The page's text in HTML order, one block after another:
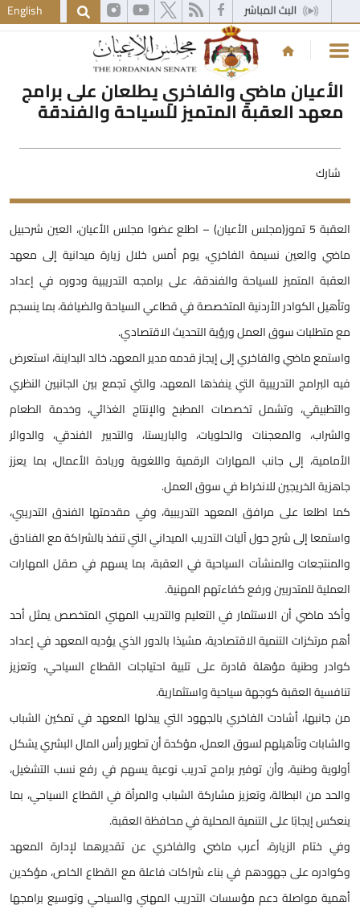
English
الأعيان ماضي والفاخري يطلعان على برامج
معهد العقبة المتميز للسياحة والفندقة
شارك
العقبة 5 تموز(مجلس الأعيان) – اطلع عضوا مجلس الأعيان، العين شرحبيل
ماضي والعين نسيمة الفاخري، يوم أمس خلال زيارة ميدانية إلى معهد
العقبة المتميز للسياحة والفندقة، على برامجه التدريبية ودوره في إعداد
وتأهيل الكوادر الأردنية المتخصصة في قطاعي السياحة والضيافة، بما ينسجم
مع متطلبات سوق العمل ورؤية التحديث الاقتصادي.
واستمع ماضي والفاخري إلى إيجاز قدمه مدير المعهد، خالد البداينة، استعرض
فيه البرامج التدريبية التي ينفذها المعهد، والتي تجمع بين الجانبين النظري
والتطبيقي، وتشمل تخصصات المطبخ والإنتاج الغذائي، وخدمة الطعام
والشراب، والمعجنات والحلويات، والباريستا، والتدبير الفندقي، والدوائر
الأمامية، إلى جانب المهارات الرقمية واللغوية وريادة الأعمال، بما يعزز
جاهزية الخريجين للانخراط في سوق العمل.
كما اطلعا على مرافق المعهد التدريبية، وفي مقدمتها الفندق التدريبي،
واستمعا إلى شرح حول آليات التدريب الميداني التي تنفذ بالشراكة مع الفنادق
والمنتجعات والمنشآت السياحية في العقبة، بما يسهم في صقل المهارات
العملية للمتدربين ورفع كفاءتهم المهنية.
وأكد ماضي أن الاستثمار في التعليم والتدريب المهني المتخصص يمثل أحد
أهم مرتكزات التنمية الاقتصادية، مشيدًا بالدور الذي يؤديه المعهد في إعداد
كوادر وطنية مؤهلة قادرة على تلبية احتياجات القطاع السياحي، وتعزيز
تنافسية العقبة كوجهة سياحية واستثمارية.
من جانبها، أشادت الفاخري بالجهود التي يبذلها المعهد في تمكين الشباب
والشابات وتأهيلهم لسوق العمل، مؤكدة أن تطوير رأس المال البشري يشكل
أولوية وطنية، وأن توفير برامج تدريب نوعية يسهم في رفع نسب التشغيل،
والحد من البطالة، وتعزيز مشاركة الشباب والمرأة في القطاع السياحي، بما
ينعكس إيجابًا على التنمية المحلية في محافظة العقبة.
وفي ختام الزيارة، أعرب ماضي والفاخري عن تقديرهما لإدارة المعهد
وكوادره على جهودهم في بناء شراكات فاعلة مع القطاع الخاص، مؤكدين
أهمية مواصلة دعم مؤسسات التدريب المهني والسياحي وتوسيع برامجها